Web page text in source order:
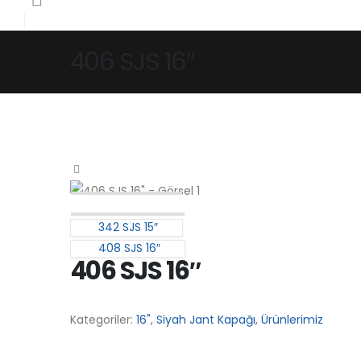
342 SJS 15″
408 SJS 16″
406 SJS 16″
Kategoriler: 16", Siyah Jant Kapağı, Ürünlerimiz